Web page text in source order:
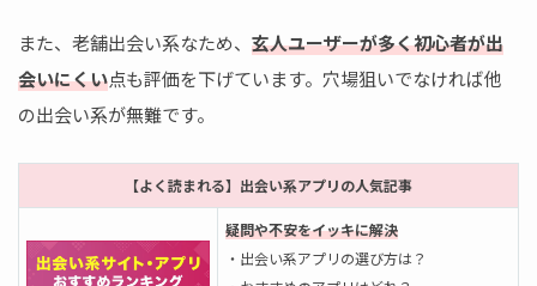
また、老舗出会い系なため、 玄人ユーザーが多く初心者が出
会いにくい点も評価を下げています。穴場狙いでなければ他
の出会い系が無難です。
【よく読まれる】出会い系アプリの人気記事
疑問や不安をイッキに解決
・出会い系アプリの選び方は？